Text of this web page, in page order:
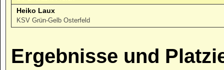
Heiko Laux
KSV Grün-Gelb Osterfeld
Ergebnisse und